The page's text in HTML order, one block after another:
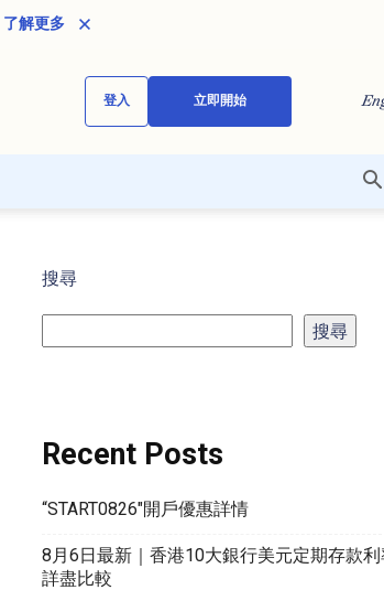
了解更多
登入 立即開始
搜尋
搜尋
Recent Posts
“START0826″開戶優惠詳情
8月6日最新｜香港10大銀行美元定期存款
詳盡比較